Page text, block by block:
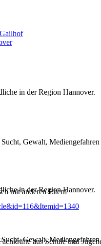
in der Region Hannover.
Gewalt, Mediengefahren
mit anderen Eltern
aus Schule und
in der Region Hannover.
Gewalt, Mediengefahren